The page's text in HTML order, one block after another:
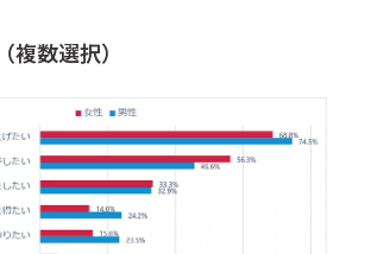
複数選択）